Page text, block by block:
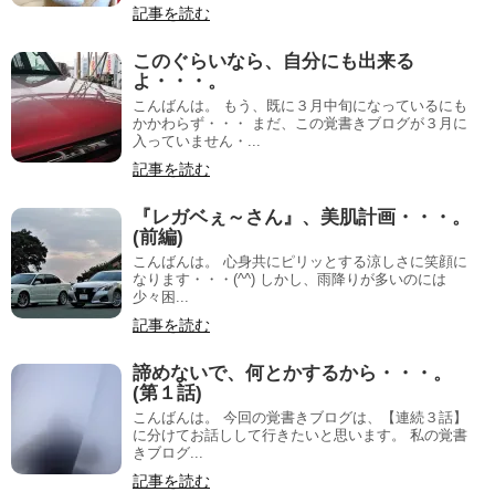
記事を読む
このぐらいなら、自分にも出来る
よ・・・。
こんばんは。 もう、既に３月中旬になっているにも
かかわらず・・・ まだ、この覚書きブログが３月に
入っていません・...
記事を読む
『レガベぇ～さん』、美肌計画・・・。
(前編)
こんばんは。 心身共にピリッとする涼しさに笑顔に
なります・・・(^^) しかし、雨降りが多いのには
少々困...
記事を読む
諦めないで、何とかするから・・・。
(第１話)
こんばんは。 今回の覚書きブログは、【連続３話】
に分けてお話しして行きたいと思います。 私の覚書
きブログ...
記事を読む